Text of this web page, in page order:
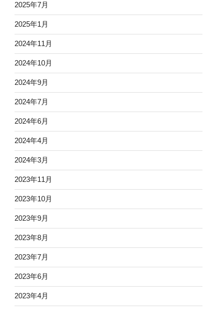
2025年7月
2025年1月
2024年11月
2024年10月
2024年9月
2024年7月
2024年6月
2024年4月
2024年3月
2023年11月
2023年10月
2023年9月
2023年8月
2023年7月
2023年6月
2023年4月